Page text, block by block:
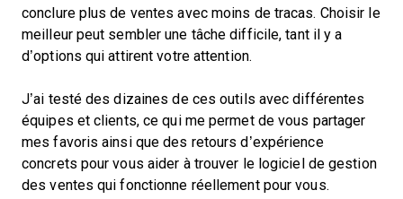
conclure plus de ventes avec moins de tracas. Choisir le
meilleur peut sembler une tâche difficile, tant il y a
d’options qui attirent votre attention.
J’ai testé des dizaines de ces outils avec différentes
équipes et clients, ce qui me permet de vous partager
mes favoris ainsi que des retours d’expérience
concrets pour vous aider à trouver le logiciel de gestion
des ventes qui fonctionne réellement pour vous.